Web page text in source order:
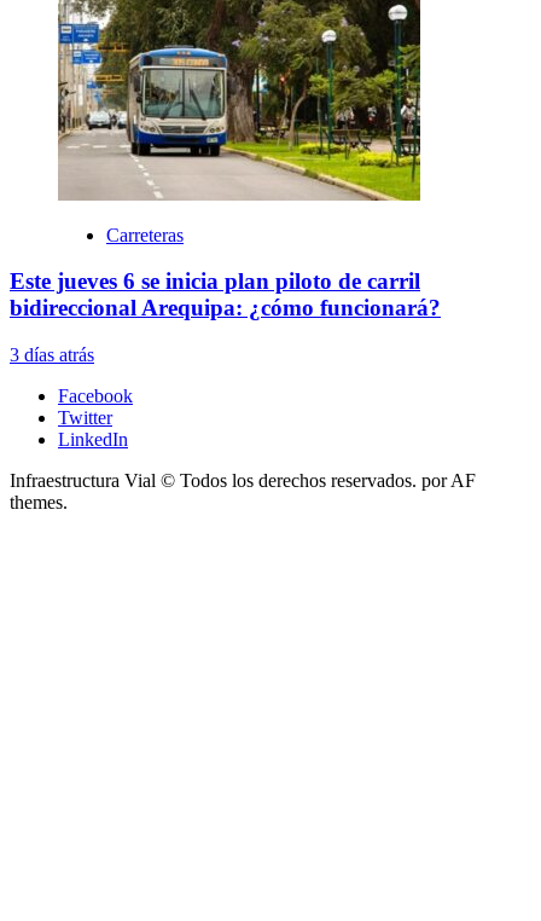
Carreteras
Este jueves 6 se inicia plan piloto de carril
bidireccional Arequipa: ¿cómo funcionará?
3 días atrás
Facebook
Twitter
LinkedIn
Infraestructura Vial © Todos los derechos reservados. por AF
themes.